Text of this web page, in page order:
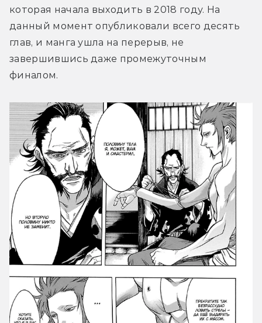
которая начала выходить в 2018 году. На
данный момент опубликовали всего десять
глав, и манга ушла на перерыв, не
завершившись даже промежуточным
финалом.